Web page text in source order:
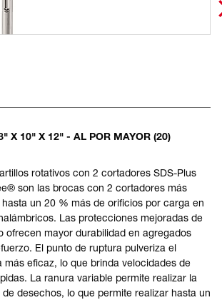
X 10" X 12" - AL POR MAYOR (20)
rotativos con 2 cortadores SDS-Plus
son las brocas con 2 cortadores más
un 20 % más de orificios por carga en
Las protecciones mejoradas de
ofrecen mayor durabilidad en agregados
El punto de ruptura pulveriza el
más eficaz, lo que brinda velocidades de
La ranura variable permite realizar la
desechos, lo que permite realizar hasta un